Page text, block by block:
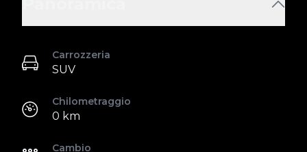
Carrozzeria
SUV
Chilometraggio
0 km
Cambio